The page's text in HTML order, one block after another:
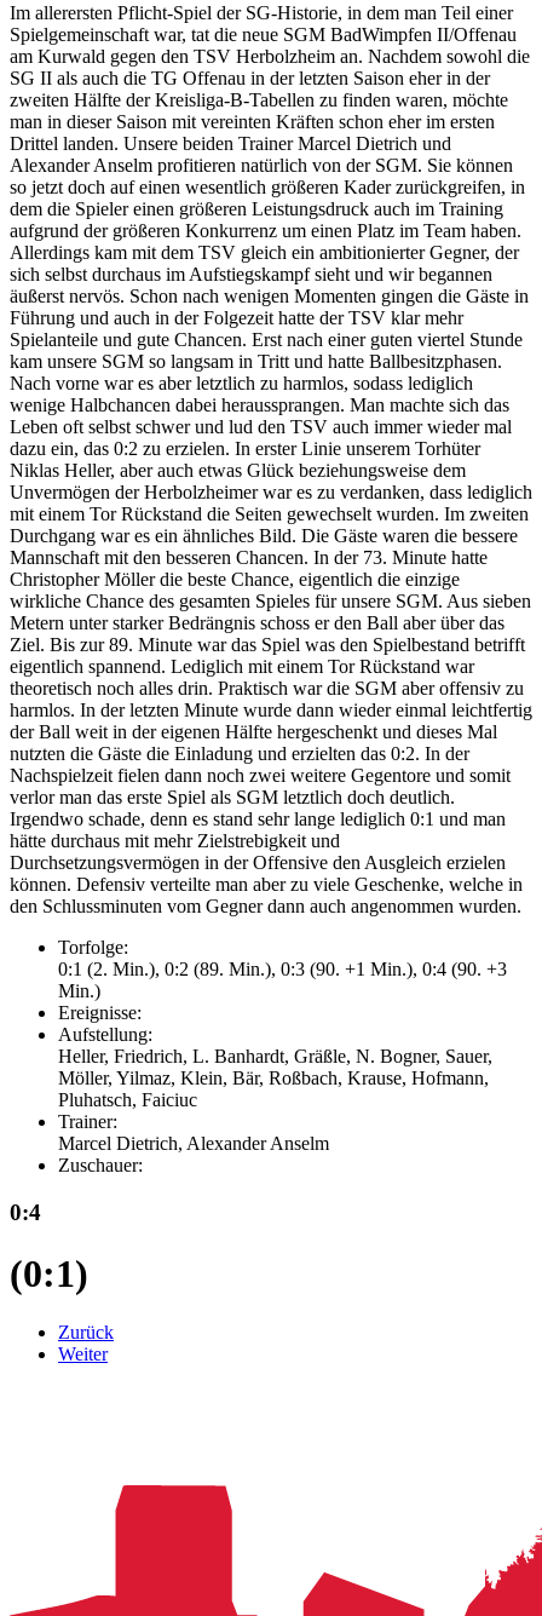
Im allerersten Pflicht-Spiel der SG-Historie, in dem man Teil einer
Spielgemeinschaft war, tat die neue SGM BadWimpfen II/Offenau
am Kurwald gegen den TSV Herbolzheim an. Nachdem sowohl die
SG II als auch die TG Offenau in der letzten Saison eher in der
zweiten Hälfte der Kreisliga-B-Tabellen zu finden waren, möchte
man in dieser Saison mit vereinten Kräften schon eher im ersten
Drittel landen. Unsere beiden Trainer Marcel Dietrich und
Alexander Anselm profitieren natürlich von der SGM. Sie können
so jetzt doch auf einen wesentlich größeren Kader zurückgreifen, in
dem die Spieler einen größeren Leistungsdruck auch im Training
aufgrund der größeren Konkurrenz um einen Platz im Team haben.
Allerdings kam mit dem TSV gleich ein ambitionierter Gegner, der
sich selbst durchaus im Aufstiegskampf sieht und wir begannen
äußerst nervös. Schon nach wenigen Momenten gingen die Gäste in
Führung und auch in der Folgezeit hatte der TSV klar mehr
Spielanteile und gute Chancen. Erst nach einer guten viertel Stunde
kam unsere SGM so langsam in Tritt und hatte Ballbesitzphasen.
Nach vorne war es aber letztlich zu harmlos, sodass lediglich
wenige Halbchancen dabei heraussprangen. Man machte sich das
Leben oft selbst schwer und lud den TSV auch immer wieder mal
dazu ein, das 0:2 zu erzielen. In erster Linie unserem Torhüter
Niklas Heller, aber auch etwas Glück beziehungsweise dem
Unvermögen der Herbolzheimer war es zu verdanken, dass lediglich
mit einem Tor Rückstand die Seiten gewechselt wurden. Im zweiten
Durchgang war es ein ähnliches Bild. Die Gäste waren die bessere
Mannschaft mit den besseren Chancen. In der 73. Minute hatte
Christopher Möller die beste Chance, eigentlich die einzige
wirkliche Chance des gesamten Spieles für unsere SGM. Aus sieben
Metern unter starker Bedrängnis schoss er den Ball aber über das
Ziel. Bis zur 89. Minute war das Spiel was den Spielbestand betrifft
eigentlich spannend. Lediglich mit einem Tor Rückstand war
theoretisch noch alles drin. Praktisch war die SGM aber offensiv zu
harmlos. In der letzten Minute wurde dann wieder einmal leichtfertig
der Ball weit in der eigenen Hälfte hergeschenkt und dieses Mal
nutzten die Gäste die Einladung und erzielten das 0:2. In der
Nachspielzeit fielen dann noch zwei weitere Gegentore und somit
verlor man das erste Spiel als SGM letztlich doch deutlich.
Irgendwo schade, denn es stand sehr lange lediglich 0:1 und man
hätte durchaus mit mehr Zielstrebigkeit und
Durchsetzungsvermögen in der Offensive den Ausgleich erzielen
können. Defensiv verteilte man aber zu viele Geschenke, welche in
den Schlussminuten vom Gegner dann auch angenommen wurden.
Torfolge:
0:1 (2. Min.), 0:2 (89. Min.), 0:3 (90. +1 Min.), 0:4 (90. +3
Min.)
Ereignisse:
Aufstellung:
Heller, Friedrich, L. Banhardt, Gräßle, N. Bogner, Sauer,
Möller, Yilmaz, Klein, Bär, Roßbach, Krause, Hofmann,
Pluhatsch, Faiciuc
Trainer:
Marcel Dietrich, Alexander Anselm
Zuschauer:
0:4
(0:1)
Zurück
Weiter